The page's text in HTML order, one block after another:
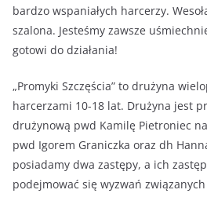
bardzo wspaniałych harcerzy.
szalona. Jesteśmy zawsze
gotowi do działania!
„Promyki Szczęścia” to drużyna
harcerzami 10-18 lat. Drużyna jest
drużynową pwd Kamilę Pietroniec
pwd Igorem Graniczka oraz dh
posiadamy dwa zastępy, a ich
podejmować się wyzwań